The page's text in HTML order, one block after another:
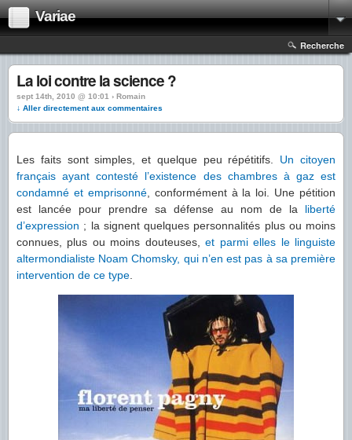
Variae
Recherche
La loi contre la science ?
sept 14th, 2010 @ 10:01 › Romain
↓ Aller directement aux commentaires
Les faits sont simples, et quelque peu répétitifs. Un citoyen
français ayant contesté l’existence des chambres à gaz est
condamné et emprisonné, conformément à la loi. Une pétition
est lancée pour prendre sa défense au nom de la liberté
d’expression ; la signent quelques personnalités plus ou moins
connues, plus ou moins douteuses,et parmi elles le linguiste
altermondialiste Noam Chomsky, qui n’en est pas à sa première
intervention de ce type